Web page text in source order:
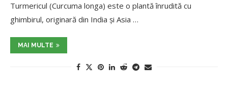
Turmericul (Curcuma longa) este o plantă înrudită cu
ghimbirul, originară din India și Asia …
MAI MULTE